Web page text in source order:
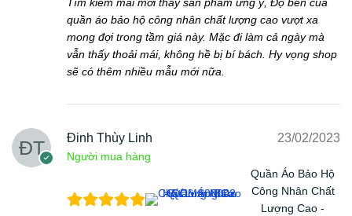
quần áo bảo hộ công nhân chất lượng cao vượt xa
mong đợi trong tầm giá này. Mặc đi làm cả ngày mà
vẫn thấy thoải mái, không hề bị bí bách. Hy vọng shop
sẽ có thêm nhiều mẫu mới nữa.
Đinh Thùy Linh
Người mua hàng
23/02/2023
Quần Áo Bảo Hộ
Công Nhân Chất
Lượng Cao -